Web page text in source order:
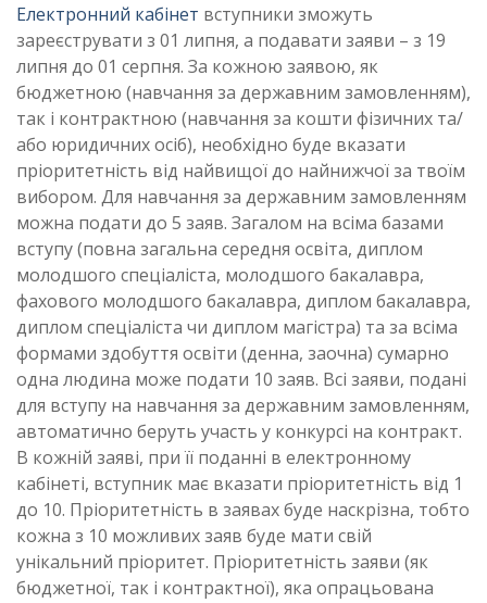
Електронний кабінет вступники зможуть
зареєструвати з 01 липня, а подавати заяви – з 19
липня до 01 серпня. За кожною заявою, як
бюджетною (навчання за державним замовленням),
так і контрактною (навчання за кошти фізичних та/
або юридичних осіб), необхідно буде вказати
пріоритетність від найвищої до найнижчої за твоїм
вибором. Для навчання за державним замовленням
можна подати до 5 заяв. Загалом на всіма базами
вступу (повна загальна середня освіта, диплом
молодшого спеціаліста, молодшого бакалавра,
фахового молодшого бакалавра, диплом бакалавра,
диплом спеціаліста чи диплом магістра) та за всіма
формами здобуття освіти (денна, заочна) сумарно
одна людина може подати 10 заяв. Всі заяви, подані
для вступу на навчання за державним замовленням,
автоматично беруть участь у конкурсі на контракт.
В кожній заяві, при її поданні в електронному
кабінеті, вступник має вказати пріоритетність від 1
до 10. Пріоритетність в заявах буде наскрізна, тобто
кожна з 10 можливих заяв буде мати свій
унікальний пріоритет. Пріоритетність заяви (як
бюджетної, так і контрактної), яка опрацьована